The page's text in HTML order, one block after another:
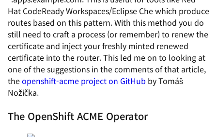
Hat CodeReady Workspaces/Eclipse Che which produce
routes based on this pattern. With this method you do
still need to craft a process (or remember) to renew the
certificate and inject your freshly minted renewed
certificate into the router. This led me on to looking at
one of the suggestions in the comments of that article,
theopenshift-acme project on GitHub by Tomáš
Nožička.
The OpenShift ACME Operator